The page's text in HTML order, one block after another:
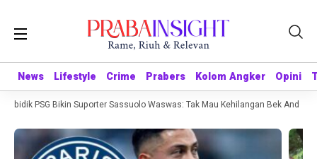
News Lifestyle Crime Prabers Kolom Angker Opini
News Lifestyle Crime Prabers Kolom Angker Opini
PSG Bikin Suporter Sassuolo Waswas: Tak Mau Kehilangan Bek Andalan